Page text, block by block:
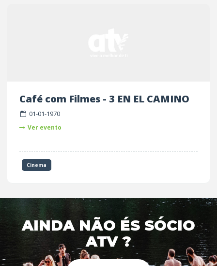
Café com Filmes - 3 EN EL CAMINO
01-01-1970
Ver evento
Cinema
AINDA NÃO ÉS SÓCIO
ATV ?